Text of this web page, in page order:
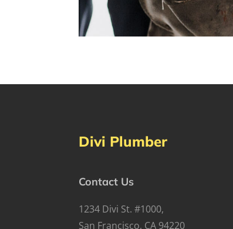
Divi Plumber
Contact Us
1234 Divi St. #1000,
San Francisco, CA 94220